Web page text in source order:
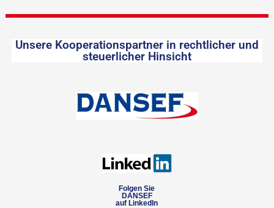
Unsere Kooperationspartner in rechtlicher und
steuerlicher Hinsicht
Folgen Sie
DANSEF
auf LinkedIn